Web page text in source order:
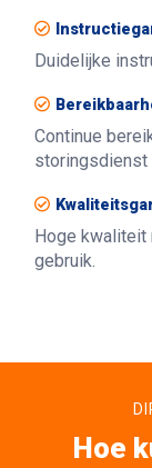
Duidelijke
Continue
storingsdienst
Hoge
gebruik.
Hoe